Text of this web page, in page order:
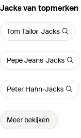
‪Jacks‬ van topmerken
Tom Tailor-Jacks
Pepe Jeans-Jacks
Peter Hahn-Jacks
Meer bekijken